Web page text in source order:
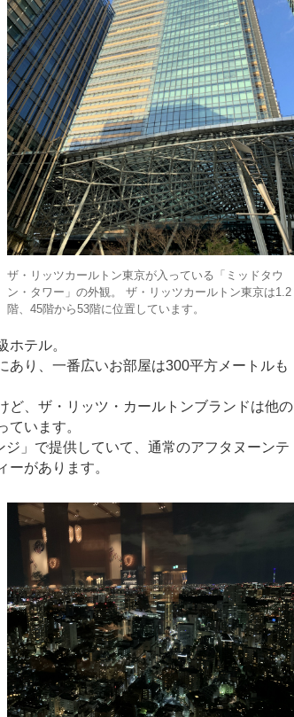
ザ・リッツカールトン東京が入っている「ミッドタウ
ン・タワー」の外観。 ザ・リッツカールトン東京は1.2
階、45階から53階に位置しています。
テル。
あり、一番広いお部屋は300平方メートルも
ど、ザ・リッツ・カールトンブランドは他の
います。
」で提供していて、通常のアフタヌーンテ
ーがあります。